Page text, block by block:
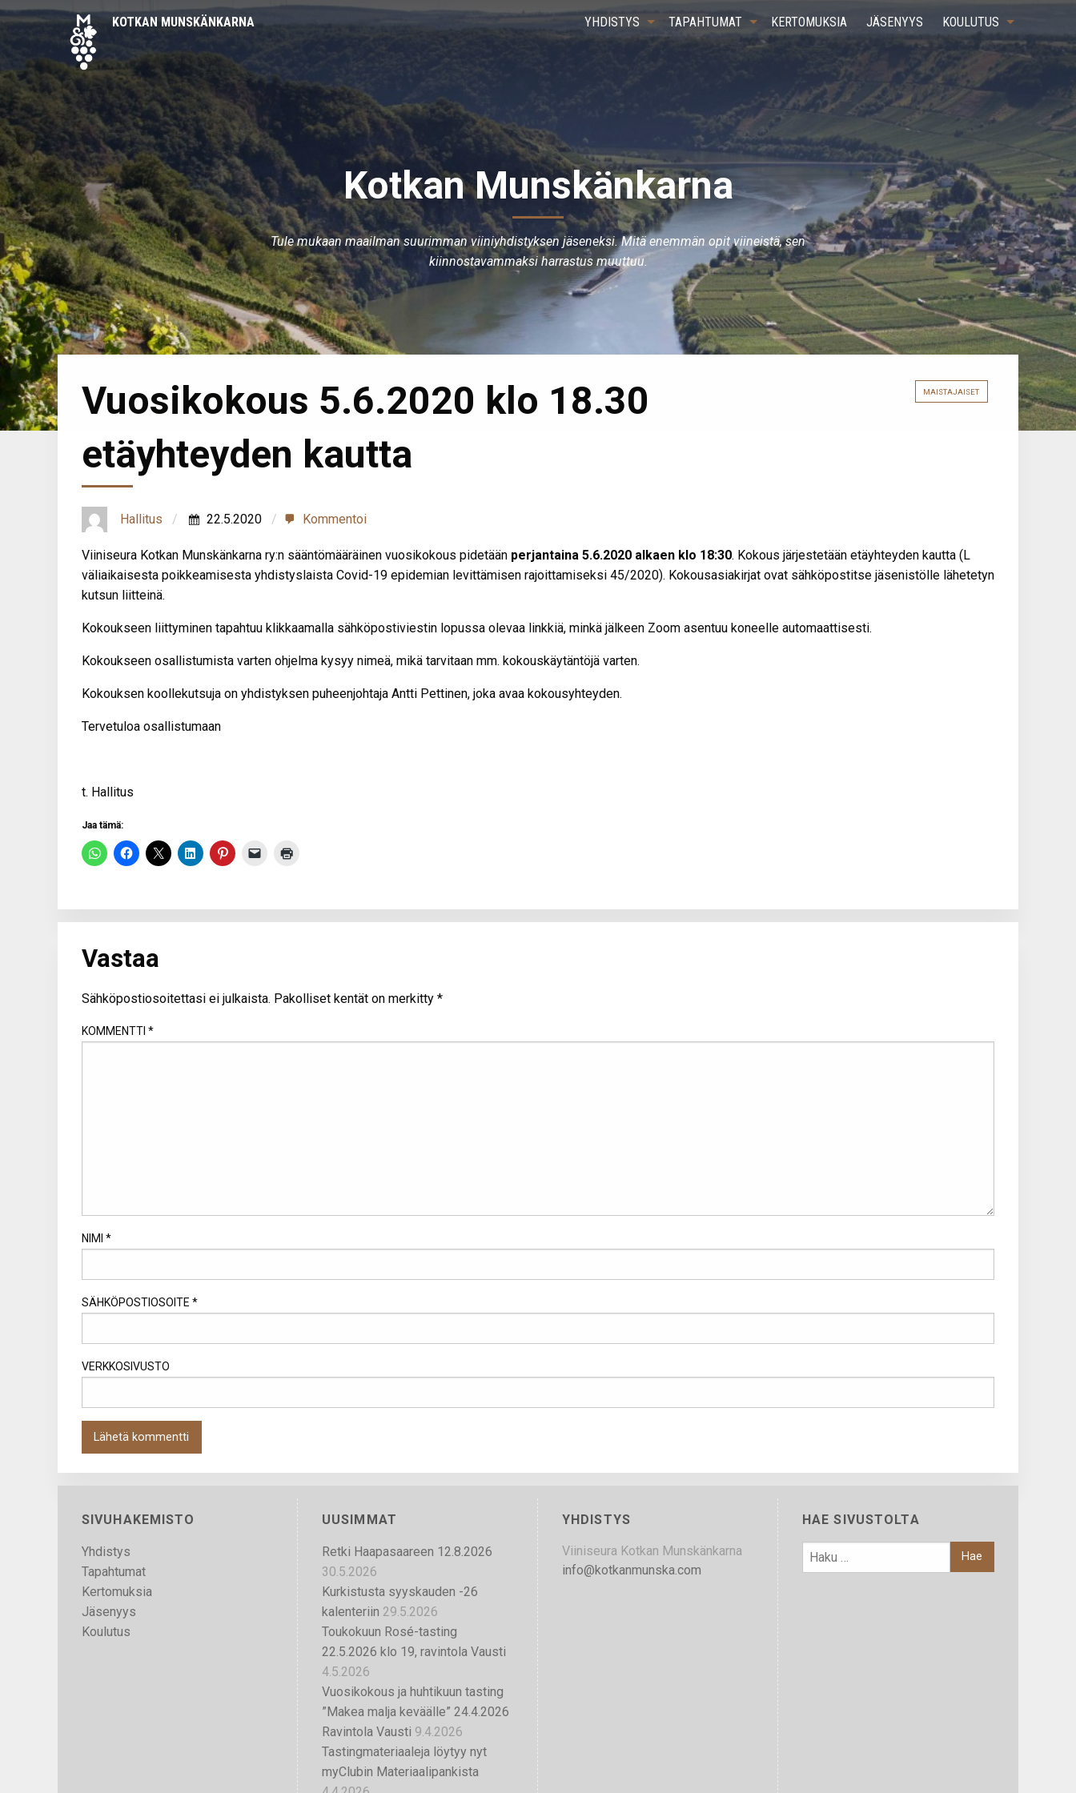
Kotkan Munskänkarna
Tule mukaan maailman suurimman viiniyhdistyksen jäseneksi. Mitä enemmän opit viineistä, sen
kiinnostavammaksi harrastus muuttuu.
KOTKAN MUNSKÄNKARNA YHDISTYS TAPAHTUMAT KERTOMUKSIA JÄSENYYS KOULUTUS
Vuosikokous 5.6.2020 klo 18.30
etäyhteyden kautta
Hallitus 22.5.2020 Kommentoi
MAISTAJAISET
Viiniseura Kotkan Munskänkarna ry:n sääntömääräinen vuosikokous pidetään perjantaina 5.6.2020 alkaen klo 18:30. Kokous järjestetään etäyhteyden kautta (L
väliaikaisesta poikkeamisesta yhdistyslaista Covid-19 epidemian levittämisen rajoittamiseksi 45/2020). Kokousasiakirjat ovat sähköpostitse jäsenistölle lähetetyn
kutsun liitteinä.
Kokoukseen liittyminen tapahtuu klikkaamalla sähköpostiviestin lopussa olevaa linkkiä, minkä jälkeen Zoom asentuu koneelle automaattisesti.
Kokoukseen osallistumista varten ohjelma kysyy nimeä, mikä tarvitaan mm. kokouskäytäntöjä varten.
Kokouksen koollekutsuja on yhdistyksen puheenjohtaja Antti Pettinen, joka avaa kokousyhteyden.
Tervetuloa osallistumaan
t. Hallitus
Jaa tämä:
Vastaa
Sähköpostiosoitettasi ei julkaista. Pakolliset kentät on merkitty *
KOMMENTTI *
NIMI *
SÄHKÖPOSTIOSOITE *
VERKKOSIVUSTO
SIVUHAKEMISTO
Yhdistys
Tapahtumat
Kertomuksia
Jäsenyys
Koulutus
UUSIMMAT
Retki Haapasaareen 12.8.2026
30.5.2026
Kurkistusta syyskauden -26
kalenteriin 29.5.2026
Toukokuun Rosé-tasting
22.5.2026 klo 19, ravintola Vausti
4.5.2026
Vuosikokous ja huhtikuun tasting
”Makea malja keväälle” 24.4.2026
Ravintola Vausti 9.4.2026
Tastingmateriaaleja löytyy nyt
myClubin Materiaalipankista
YHDISTYS
Viiniseura Kotkan Munskänkarna
info@kotkanmunska.com
HAE SIVUSTOLTA
HAKU: